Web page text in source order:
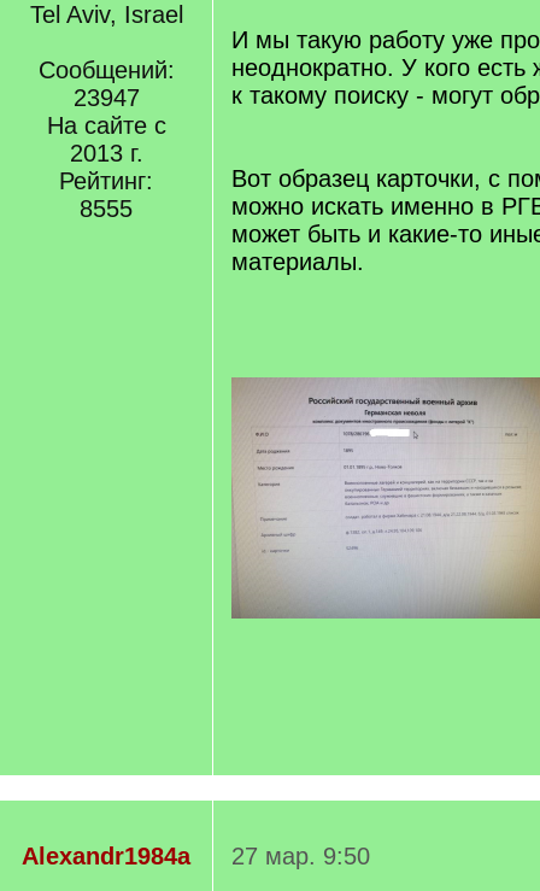
Tel Aviv, Israel
Сообщений:
23947
На сайте с
2013 г.
Рейтинг:
8555
И мы такую работу уже
неоднократно. У кого
к такому поиску - могут
Вот образец карточки, с
можно искать именно в
может быть и какие-то
материалы.
Alexandr1984a 27 мар. 9:50